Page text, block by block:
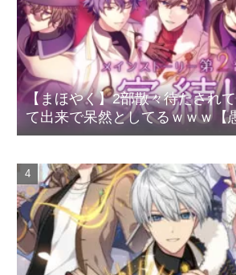
【まほやく】2部散々待たされ
て出来で呆然としてるｗｗｗ【